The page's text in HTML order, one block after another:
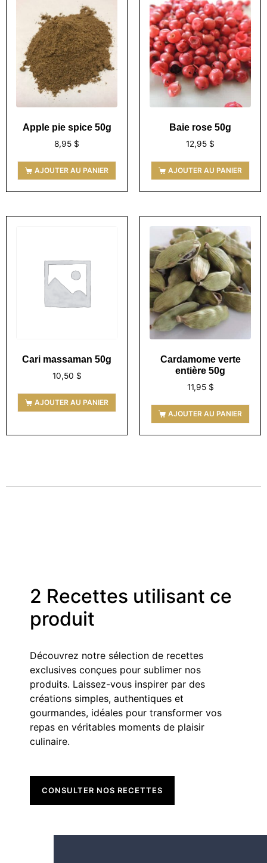
Apple pie spice 50g
8,95 $
AJOUTER AU PANIER
Baie rose 50g
12,95 $
AJOUTER AU PANIER
Cari massaman 50g
10,50 $
AJOUTER AU PANIER
Cardamome verte
entière 50g
11,95 $
AJOUTER AU PANIER
2 Recettes utilisant ce
produit
Découvrez notre sélection de recettes
exclusives conçues pour sublimer nos
produits. Laissez-vous inspirer par des
créations simples, authentiques et
gourmandes, idéales pour transformer vos
repas en véritables moments de plaisir
culinaire.
CONSULTER NOS RECETTES